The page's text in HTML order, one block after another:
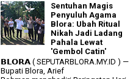
Sentuhan Magis
Penyuluh Agama
Blora: Ubah Ritual
Nikah Jadi Ladang
Pahala Lewat
'Gembol Catin'
𝗕𝗟𝗢𝗥𝗔 ( SEPUTARBLORA.MY.ID ) —
Bupati Blora, Arief